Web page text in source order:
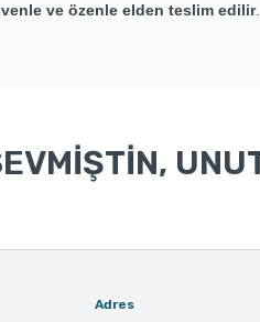
ve özenle elden teslim edilir.
Adres